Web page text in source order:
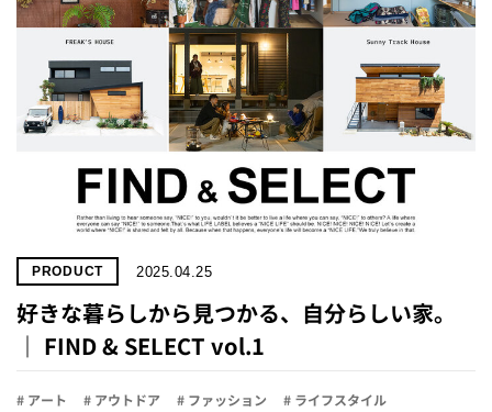
PRODUCT 2025.04.25
好きな暮らしから見つかる、自分らしい家。
｜ FIND & SELECT vol.1
# アート # アウトドア # ファッション # ライフスタイル